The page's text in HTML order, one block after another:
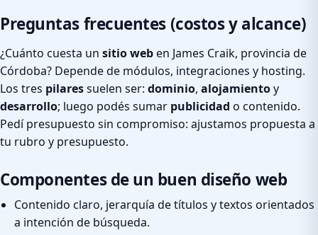
Preguntas frecuentes (costos y alcance)
¿Cuánto cuesta un sitio weben James Craik, provincia de
Córdoba? Depende de módulos, integraciones y hosting.
Los tres pilaressuelen ser: dominio, alojamientoy
desarrollo; luego podés sumar publicidad o contenido.
Pedí presupuesto sin compromiso: ajustamos propuesta a
tu rubro y presupuesto.
Componentes de un buen diseño web
Contenido claro, jerarquía de títulos y textos orientados
a intención de búsqueda.